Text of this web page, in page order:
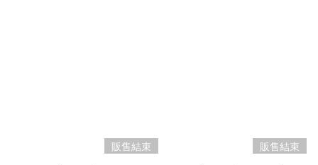
販售結束 販售結束